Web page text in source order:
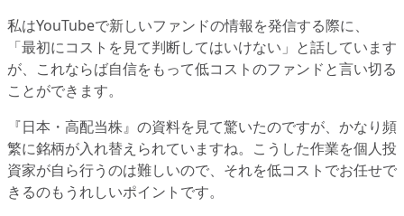
私はYouTubeで新しいファンドの情報を発信する際に、
「最初にコストを見て判断してはいけない」と話しています
が、これならば自信をもって低コストのファンドと言い切る
ことができます。
『日本・高配当株』の資料を見て驚いたのですが、かなり頻
繁に銘柄が入れ替えられていますね。こうした作業を個人投
資家が自ら行うのは難しいので、それを低コストでお任せで
きるのもうれしいポイントです。